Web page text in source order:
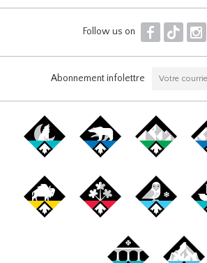
Follow us on F T I
Abonnement infolettre